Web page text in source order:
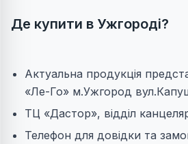
Де купити в Ужгороді?
Актуальна продукція
«Ле-Го» м.Ужгород
ТЦ «Дастор», відділ
Телефон для довідки та